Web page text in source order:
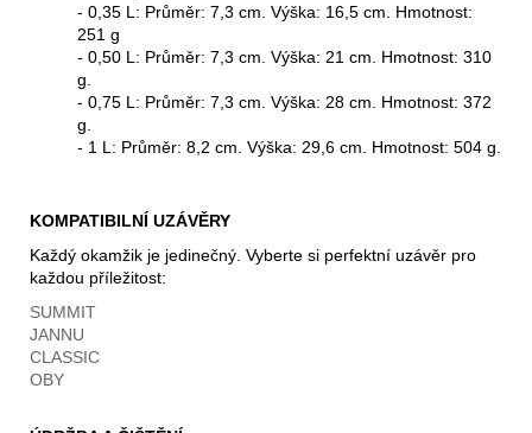
- 0,35 L: Průměr: 7,3 cm. Výška: 16,5 cm. Hmotnost:
251 g
- 0,50 L: Průměr: 7,3 cm. Výška: 21 cm. Hmotnost: 310
g.
- 0,75 L: Průměr: 7,3 cm. Výška: 28 cm. Hmotnost: 372
g.
- 1 L: Průměr: 8,2 cm. Výška: 29,6 cm. Hmotnost: 504 g.
KOMPATIBILNÍ UZÁVĚRY
Každý okamžik je jedinečný. Vyberte si perfektní uzávěr pro
každou příležitost:
SUMMIT
JANNU
CLASSIC
OBY